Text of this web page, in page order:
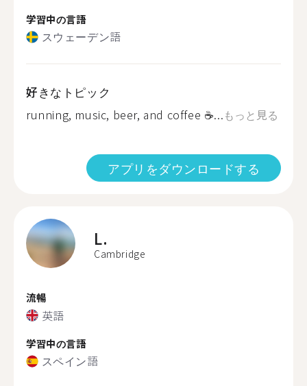
学習中の言語
スウェーデン語
好きなトピック
running, music, beer, and coffee ☕️...もっと見る
アプリをダウンロードする
L.
Cambridge
流暢
英語
学習中の言語
スペイン語